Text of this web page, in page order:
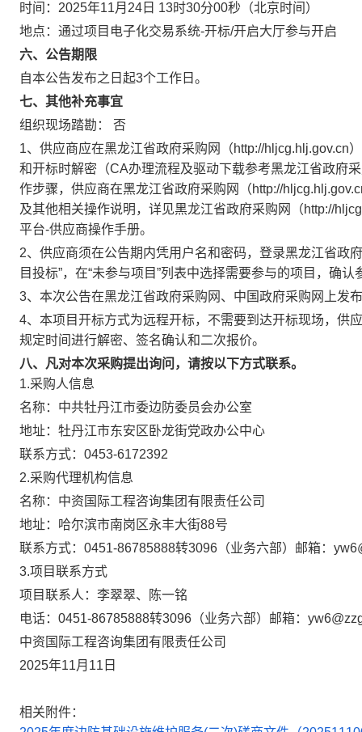
时间： 2025年11月24日 13时30分00秒 （北京时间）
地点： 通过项目电子化交易系统-开标/开启大厅参与开启
六、公告期限
自本公告发布之日起3个工作日。
七、其他补充事宜
组织现场踏勘： 否
1、供应商应在黑龙江省政府采购网（http://hljcg.hlj.gov.cn
和开标时解密（CA办理流程及驱动下载参考黑龙江省政府
作步骤，供应商在黑龙江省政府采购网（http://
及其他相关操作说明，详见黑龙江省政府采购网（http://
平台-供应商操作手册。
2、供应商须在公告期内凭用户名和密码，登录黑龙江省政
目投标”，在“未参与项目”列表中选择需要参与的项目，确
3、本次公告在黑龙江省政府采购网、中国政府采购网上发
4、本项目开标方式为远程开标，不需要到达开标现场，供
规定时间进行解密、签名确认和二次报价。
八、凡对本次采购提出询问，请按以下方式联系。
1.采购人信息
名称： 中共牡丹江市委边防委员会办公室
地址： 牡丹江市东安区卧龙街党政办公中心
联系方式： 0453-6172392
2.采购代理机构信息
名称： 中资国际工程咨询集团有限责任公司
地址： 哈尔滨市南岗区永丰大街88号
联系方式： 0451-86785888转3096（业务六部）邮箱：
3.项目联系方式
项目联系人： 李翠翠、陈一铭
电话： 0451-86785888转3096（业务六部）邮箱：
中资国际工程咨询集团有限责任公司
2025年11月11日
相关附件：